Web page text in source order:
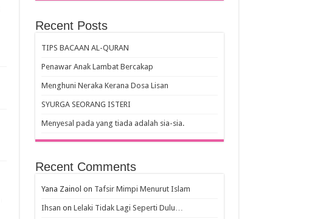
Recent Posts
TIPS BACAAN AL-QURAN
Penawar Anak Lambat Bercakap
Menghuni Neraka Kerana Dosa Lisan
SYURGA SEORANG ISTERI
Menyesal pada yang tiada adalah sia-sia.
Recent Comments
Yana Zainol on Tafsir Mimpi Menurut Islam
Ihsan on Lelaki Tidak Lagi Seperti Dulu…